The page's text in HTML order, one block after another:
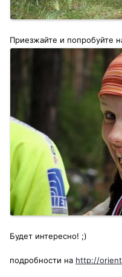
Приезжайте и попробуйте
Будет интересно! ;)
подробности на http://